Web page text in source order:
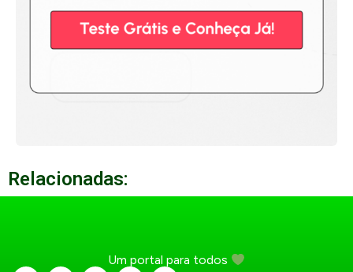
Relacionadas:
Um portal para todos